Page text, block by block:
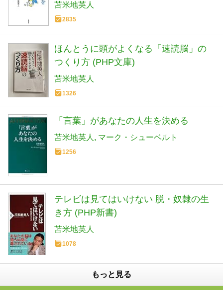
苫米地英人
2835
ほんとうに頭がよくなる「速読脳」の
つくり方 (PHP文庫)
苫米地英人
1326
「言葉」があなたの人生を決める
苫米地英人 マーク・シューベルト
1256
テレビは見てはいけない 脱・奴隷の生
き方 (PHP新書)
苫米地英人
1078
もっと見る